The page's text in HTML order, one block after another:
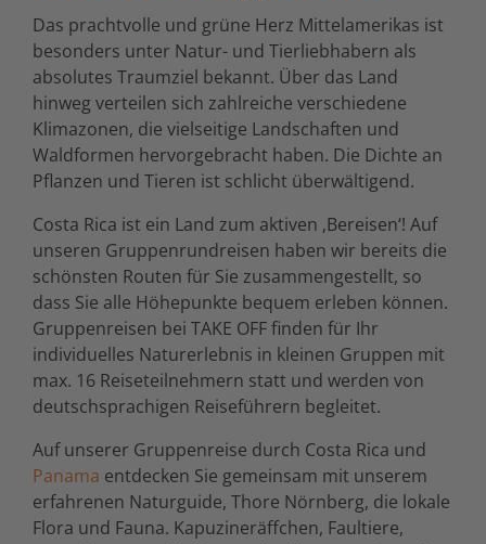
Das prachtvolle und grüne Herz Mittelamerikas ist
besonders unter Natur- und Tierliebhabern als
absolutes Traumziel bekannt. Über das Land
hinweg verteilen sich zahlreiche verschiedene
Klimazonen, die vielseitige Landschaften und
Waldformen hervorgebracht haben. Die Dichte an
Pflanzen und Tieren ist schlicht überwältigend.
Costa Rica ist ein Land zum aktiven ‚Bereisen‘! Auf
unseren Gruppenrundreisen haben wir bereits die
schönsten Routen für Sie zusammengestellt, so
dass Sie alle Höhepunkte bequem erleben können.
Gruppenreisen bei TAKE OFF finden für Ihr
individuelles Naturerlebnis in kleinen Gruppen mit
max. 16 Reiseteilnehmern statt und werden von
deutschsprachigen Reiseführern begleitet.
Auf unserer Gruppenreise durch Costa Rica und
Panama entdecken Sie gemeinsam mit unserem
erfahrenen Naturguide, Thore Nörnberg, die lokale
Flora und Fauna. Kapuzineräffchen, Faultiere,